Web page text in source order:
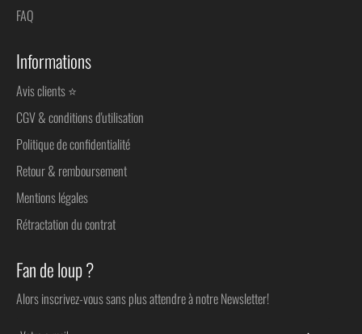
FAQ
Informations
Avis clients ⭐
CGV & conditions d'utilisation
Politique de confidentialité
Retour & remboursement
Mentions légales
Rétractation du contrat
Fan de loup ?
Alors inscrivez-vous sans plus attendre à notre Newsletter!